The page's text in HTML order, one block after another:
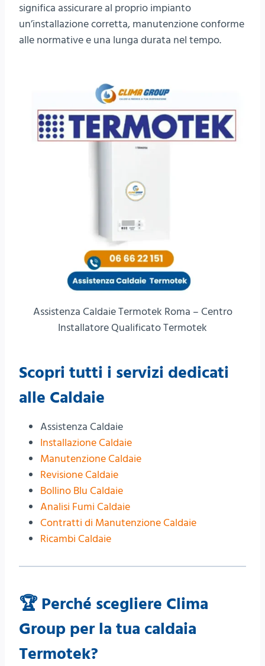
significa assicurare al proprio impianto
un’installazione corretta, manutenzione conforme
alle normative e una lunga durata nel tempo.
Assistenza Caldaie Termotek Roma – Centro
Installatore Qualificato Termotek
Scopri tutti i servizi dedicati
alle Caldaie
Assistenza Caldaie
Installazione Caldaie
Manutenzione Caldaie
Revisione Caldaie
Bollino Blu Caldaie
Analisi Fumi Caldaie
Contratti di Manutenzione Caldaie
Ricambi Caldaie
🏆Perché scegliere Clima
Group per la tua caldaia
Termotek?